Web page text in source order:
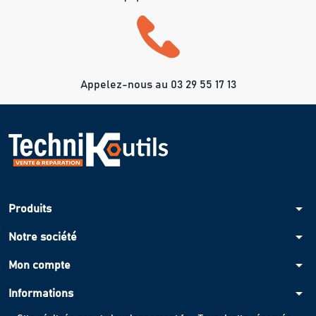
Appelez-nous au 03 29 55 17 13
Produits arrow_drop_down
Notre société arrow_drop_down
Mon compte arrow_drop_down
Informations arrow_drop_down